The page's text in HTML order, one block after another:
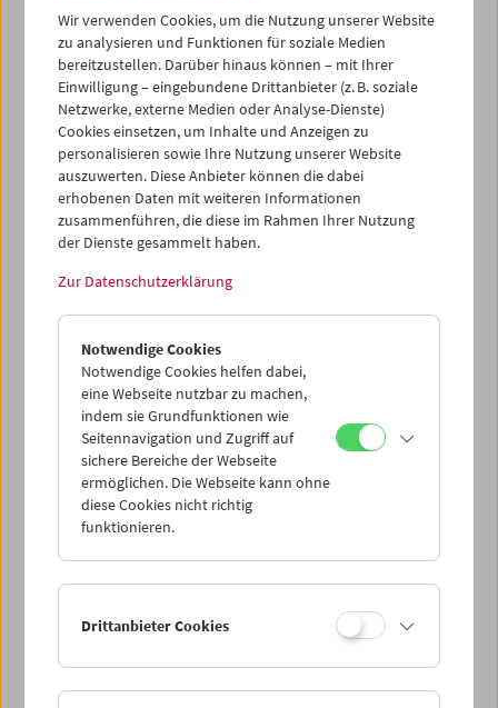
23
25 27
29
30
31 01 02 03 04
iCalender
Programmheft-PDF
English language or subtitles
< Vorherige Woche
Mo 2.5.
Di 3.5.
Mi 4.5.
Do 5.5.
Sa 7.5.
Wir verwenden Cookies, um die Nutzung unserer Website
zu analysieren und Funktionen für soziale Medien
bereitzustellen. Darüber hinaus können – mit Ihrer
Einwilligung – eingebundene Drittanbieter (z. B. soziale
Netzwerke, externe Medien oder Analyse-Dienste)
Cookies einsetzen, um Inhalte und Anzeigen zu
personalisieren sowie Ihre Nutzung unserer Website
auszuwerten. Diese Anbieter können die dabei
erhobenen Daten mit weiteren Informationen
zusammenführen, die diese im Rahmen Ihrer Nutzung
der Dienste gesammelt haben.
Zur Datenschutzerklärung
Notwendige Cookies
Notwendige Cookies helfen dabei,
eine Webseite nutzbar zu machen,
indem sie Grundfunktionen wie
Seitennavigation und Zugriff auf
sichere Bereiche der Webseite
ermöglichen. Die Webseite kann ohne
diese Cookies nicht richtig
funktionieren.
Drittanbieter Cookies